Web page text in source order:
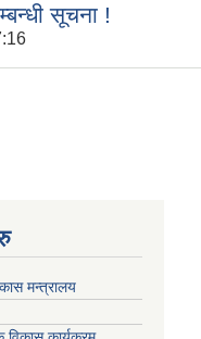
सूचना !
मन्त्रालय